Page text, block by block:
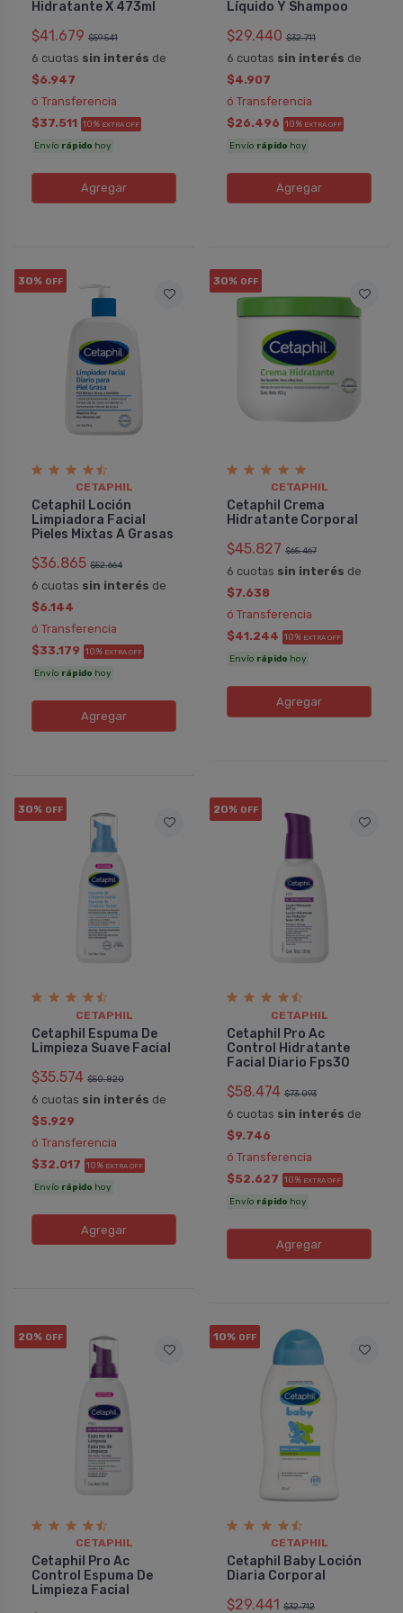
Hidratante X 473ml
$41.679 $59.541
6 cuotas sin interés de
$6.947
ó Transferencia
$37.511 10% EXTRA OFF
Envío rápido hoy
Agregar
Lí­quido Y Shampoo
$29.440 $32.711
6 cuotas sin interés de
$4.907
ó Transferencia
$26.496 10% EXTRA OFF
Envío rápido hoy
Agregar
30% OFF
CETAPHIL
Cetaphil Loción
Limpiadora Facial
Pieles Mixtas A Grasas
$36.865 $52.664
6 cuotas sin interés de
$6.144
ó Transferencia
$33.179 10% EXTRA OFF
Envío rápido hoy
Agregar
30% OFF
CETAPHIL
Cetaphil Crema
Hidratante Corporal
$45.827 $65.467
6 cuotas sin interés de
$7.638
ó Transferencia
$41.244 10% EXTRA OFF
Envío rápido hoy
Agregar
30% OFF
CETAPHIL
Cetaphil Espuma De
Limpieza Suave Facial
$35.574 $50.820
6 cuotas sin interés de
$5.929
ó Transferencia
$32.017 10% EXTRA OFF
Envío rápido hoy
Agregar
20% OFF
CETAPHIL
Cetaphil Pro Ac
Control Hidratante
Facial Diario Fps30
$58.474 $73.093
6 cuotas sin interés de
$9.746
ó Transferencia
$52.627 10% EXTRA OFF
Envío rápido hoy
Agregar
20% OFF
CETAPHIL
Cetaphil Pro Ac
Control Espuma De
Limpieza Facial
10% OFF
CETAPHIL
Cetaphil Baby Loción
Diaria Corporal
$29.441 $32.712